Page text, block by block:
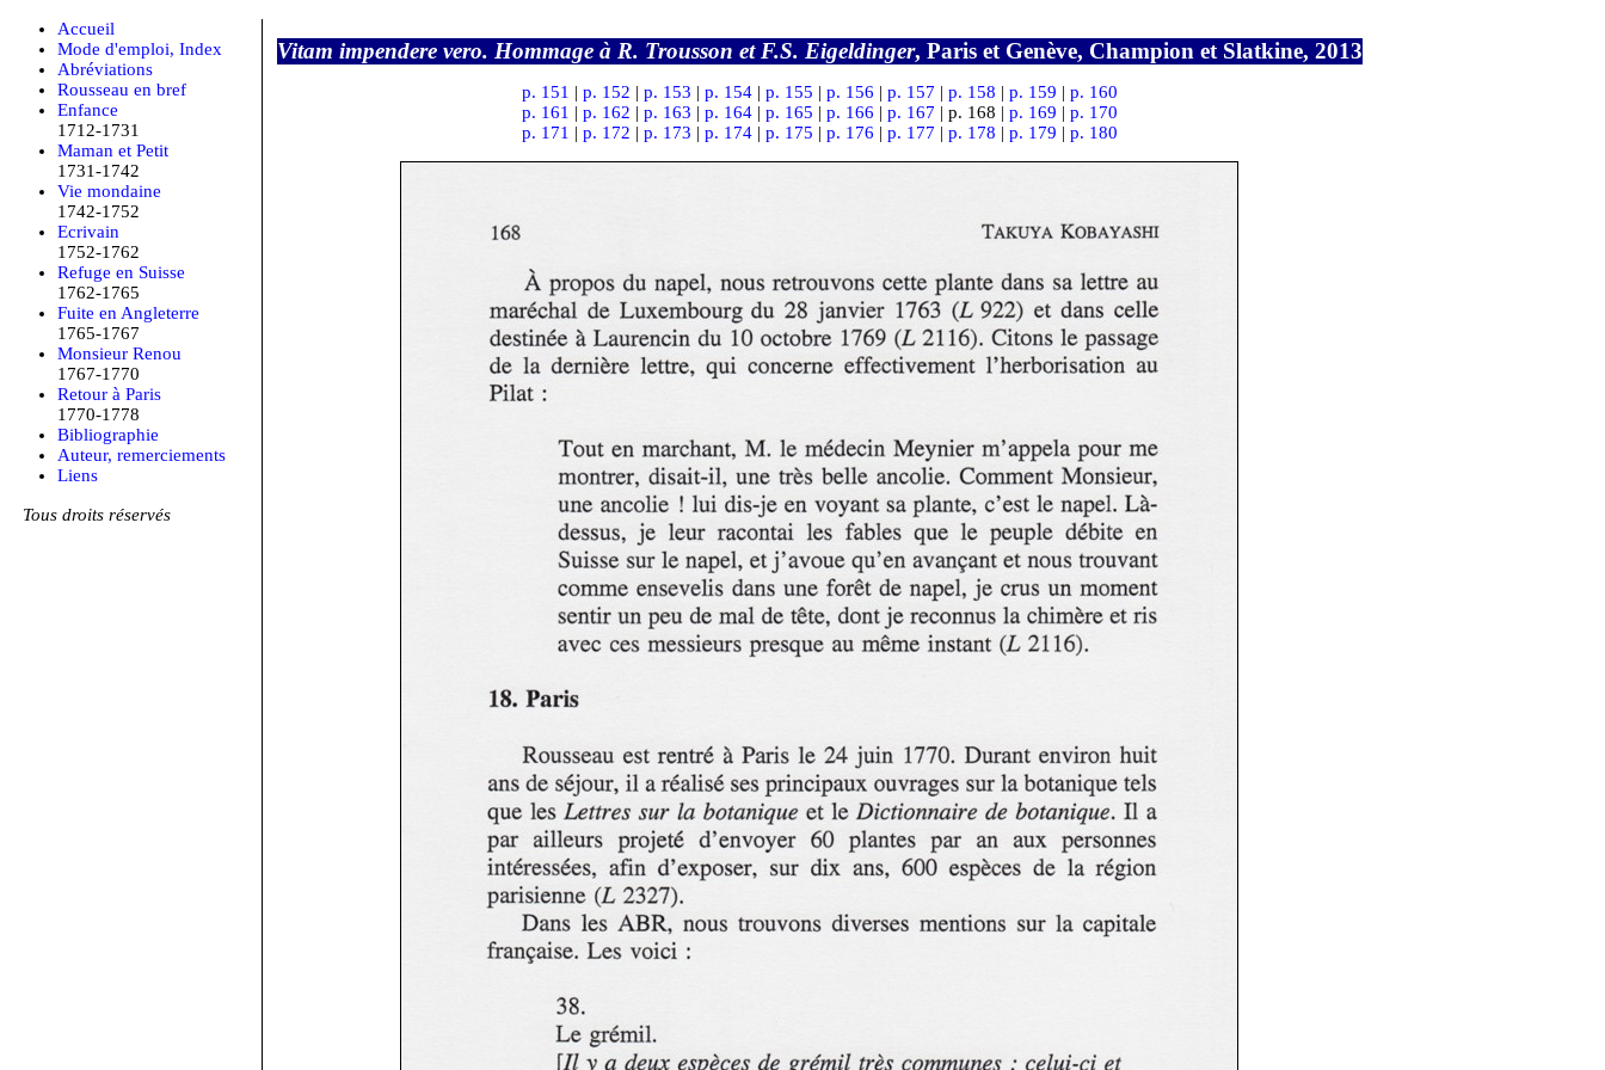
Vitam impendere vero. Hommage à R. Trousson et F.S. Eigeldinger, Paris et Genève, Champion et Slatkine, 2013
p. 151 | p. 152 | p. 153 | p. 154| p. 155 | p. 156 | p. 157 | p. 158 | p. 159 | p. 160
p. 161 | p. 162 | p. 163 | p. 164| p. 165 | p. 166 | p. 167 | p. 168 | p. 169 | p. 170
p. 171 | p. 172 | p. 173 | p. 174| p. 175 | p. 176 | p. 177 | p. 178 | p. 179 | p. 180
Accueil
Mode d'emploi, Index
Abréviations
Rousseau en bref
Enfance
1712-1731
Maman et Petit
1731-1742
Vie mondaine
1742-1752
Ecrivain
1752-1762
Refuge en Suisse
1762-1765
Fuite en Angleterre
1765-1767
Monsieur Renou
1767-1770
Retour à Paris
1770-1778
Bibliographie
Auteur, remerciements
Liens
Tous droits réservés